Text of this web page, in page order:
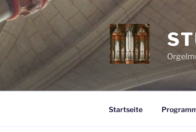
Zum
Inhalt
springen
Startseite